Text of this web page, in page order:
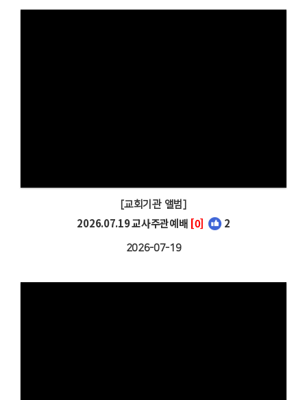
[교회기관 앨범]
2026.07.19 교사주관예배 [0] 2
2026-07-19